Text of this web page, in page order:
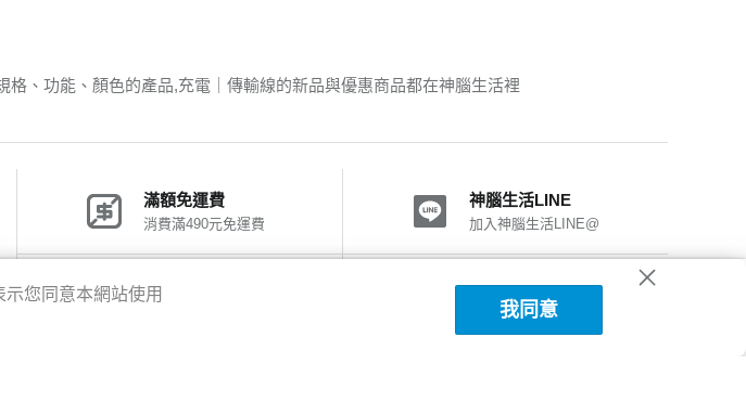
、功能、顏色的產品,充電｜傳輸線的新品與優惠商品都在神腦生活裡
滿額免運費
消費滿490元免運費
神腦生活LINE
加入神腦生活LINE@
神腦會員福利 神腦國際粉絲團
加入FB粉絲團
您同意本網站使用
我同意